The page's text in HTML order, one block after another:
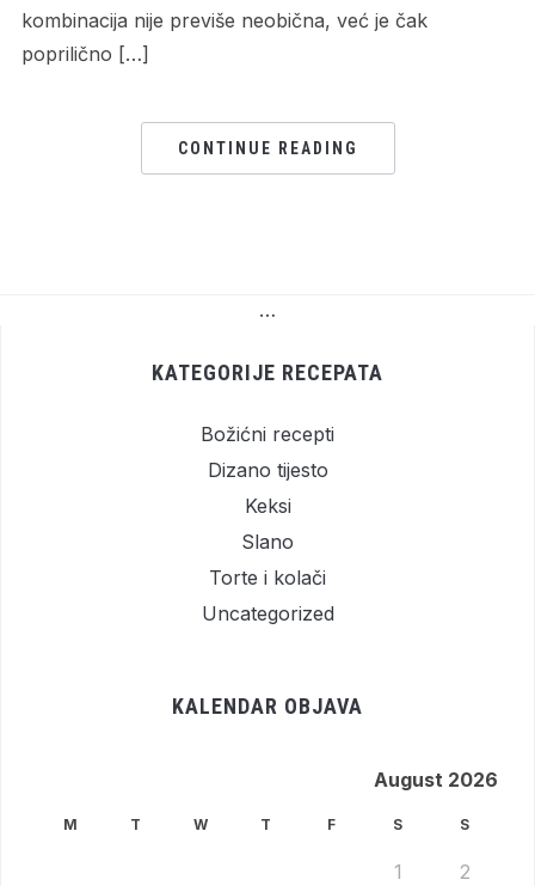
kombinacija nije previše neobična, već je čak
poprilično […]
CONTINUE READING
…
KATEGORIJE RECEPATA
Božićni recepti
Dizano tijesto
Keksi
Slano
Torte i kolači
Uncategorized
KALENDAR OBJAVA
August 2026
M T W T F S S
1 2